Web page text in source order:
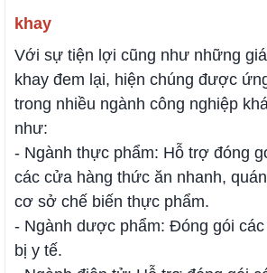
khay
Với sự tiện lợi cũng như những
khay đem lại, hiện chúng được
trong nhiều ngành công nghiệp
như:
- Ngành thực phẩm: Hỗ trợ đóng
các cửa hàng thức ăn nhanh,
cơ sở chế biến thực phẩm.
- Ngành dược phẩm: Đóng gói
bị y tế.